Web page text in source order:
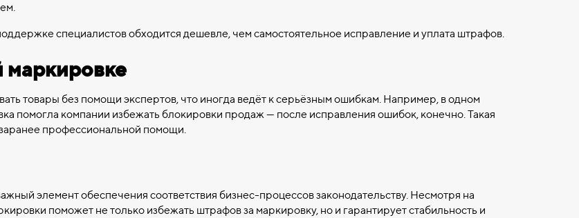
специалистов обходится дешевле, чем самостоятельное исправление и уплата штрафов.
маркировке
товары без помощи экспертов, что иногда ведёт к серьёзным ошибкам. Например, в одном
помогла компании избежать блокировки продаж — после исправления ошибок, конечно. Такая
профессиональной помощи.
элемент обеспечения соответствия бизнес-процессов законодательству. Несмотря на
поможет не только избежать штрафов за маркировку, но и гарантирует стабильность и